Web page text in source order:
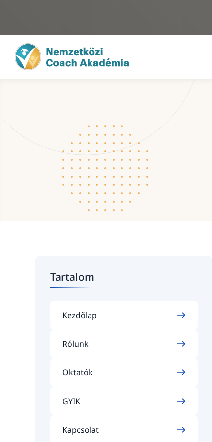
Tartalom
Kezdőlap
Rólunk
Oktatók
GYIK
Kapcsolat